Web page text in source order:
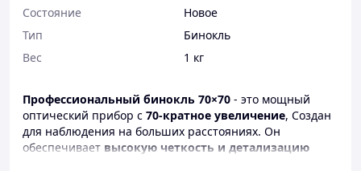
Состояние
Новое
Тип
Бинокль
Вес
1 кг
Профессиональный бинокль 70×70 - это мощный
оптический прибор с 70-кратное увеличение, Создан
для наблюдения на больших расстояниях. Он
обеспечивает высокую четкость и детализацию